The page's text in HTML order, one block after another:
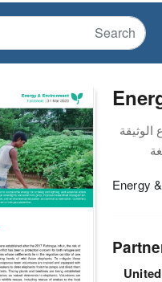
Energy